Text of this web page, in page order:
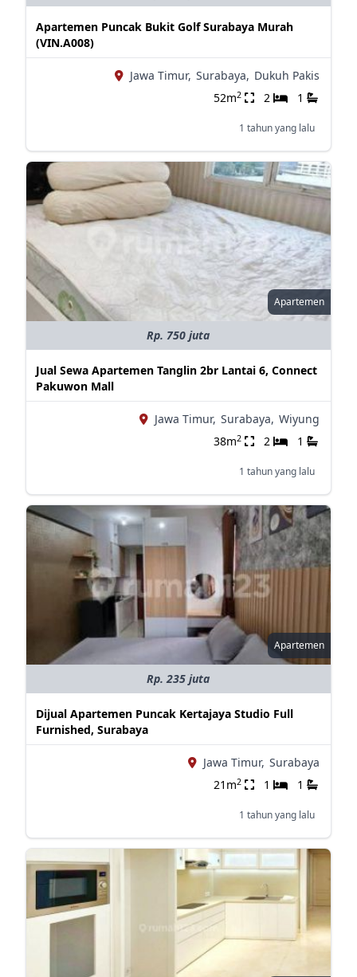
Apartemen Puncak Bukit Golf Surabaya Murah
(VIN.A008)
Jawa Timur, Surabaya, Dukuh Pakis
52m2 2 1
1 tahun yang lalu
Apartemen
Rp. 750 juta
Jual Sewa Apartemen Tanglin 2br Lantai 6, Connect
Pakuwon Mall
Jawa Timur, Surabaya, Wiyung
38m2 2 1
1 tahun yang lalu
Apartemen
Rp. 235 juta
Dijual Apartemen Puncak Kertajaya Studio Full
Furnished, Surabaya
Jawa Timur, Surabaya
21m2 1 1
1 tahun yang lalu